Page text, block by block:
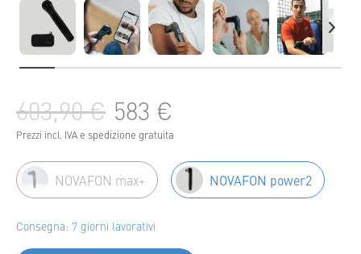
583 €
603,90 €
Prezzi incl. IVA e spedizione gratuita
Consegna: 7 giorni lavorativi
NOVAFON power2
NOVAFON max+